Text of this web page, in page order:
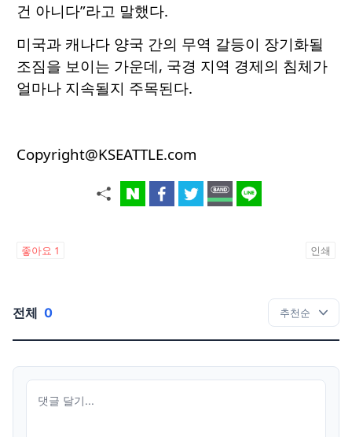
건 아니다”라고 말했다.
미국과 캐나다 양국 간의 무역 갈등이 장기화될
조짐을 보이는 가운데, 국경 지역 경제의 침체가
얼마나 지속될지 주목된다.
Copyright@KSEATTLE.com
좋아요 1 인쇄
전체 0